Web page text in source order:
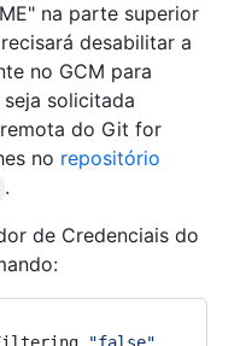
na parte superior
desabilitar a
no GCM para
solicitada
do Git for
no repositório
.
de Credenciais do